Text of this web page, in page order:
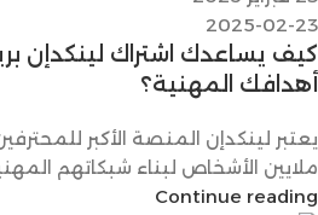
2025-02-23
كيف يساعدك اشتراك لينكدإن
أهدافك المهنية؟
يعتبر لينكدإن المنصة الأكبر
ملايين الأشخاص لبناء شبكاتهم
Continue reading